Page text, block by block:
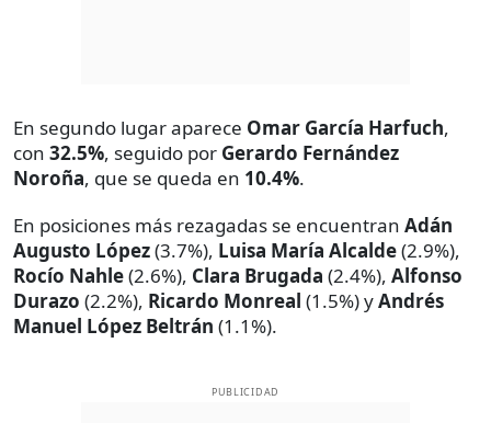
En segundo lugar aparece Omar García Harfuch,
con 32.5%, seguido por Gerardo Fernández
Noroña, que se queda en 10.4%.
En posiciones más rezagadas se encuentran Adán
Augusto López(3.7%), Luisa María Alcalde(2.9%),
Rocío Nahle(2.6%), Clara Brugada (2.4%), Alfonso
Durazo (2.2%), Ricardo Monreal (1.5%) yAndrés
Manuel López Beltrán (1.1%).
PUBLICIDAD